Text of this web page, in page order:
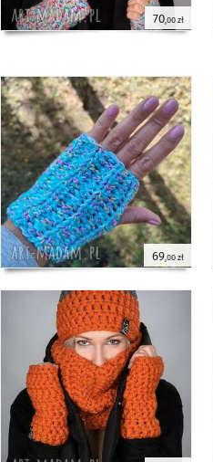
70,00 zł
69,00 zł